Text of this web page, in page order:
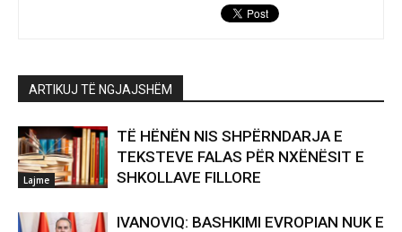
ARTIKUJ TË NGJAJSHËM
Lajme
TË HËNËN NIS SHPËRNDARJA E
TEKSTEVE FALAS PËR NXËNËSIT E
SHKOLLAVE FILLORE
IVANOVIQ: BASHKIMI EVROPIAN NUK E